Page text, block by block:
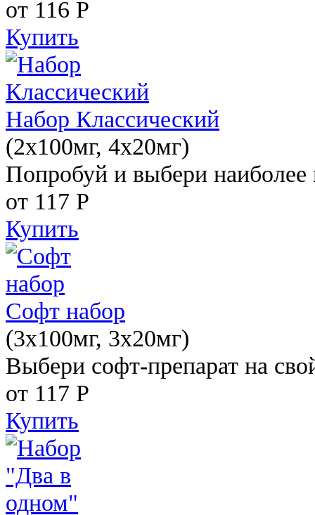
от 116 Р
Купить
Набор Классический
(2x100мг, 4x20мг)
Попробуй и выбери наиболее
от 117 Р
Купить
Софт набор
(3x100мг, 3x20мг)
Выбери софт-препарат на
от 117 Р
Купить